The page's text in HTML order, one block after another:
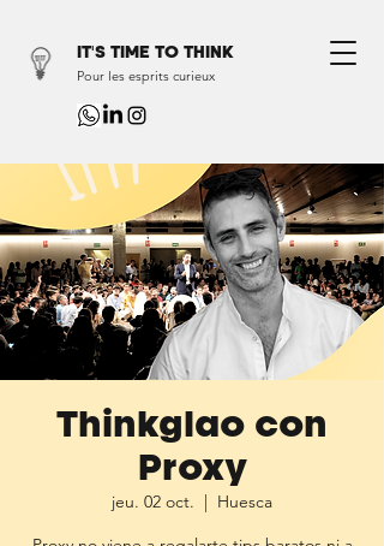
IT'S TIME TO THINK
Pour les esprits curieux
Thinkglao con
Proxy
jeu. 02 oct.
  |
Huesca